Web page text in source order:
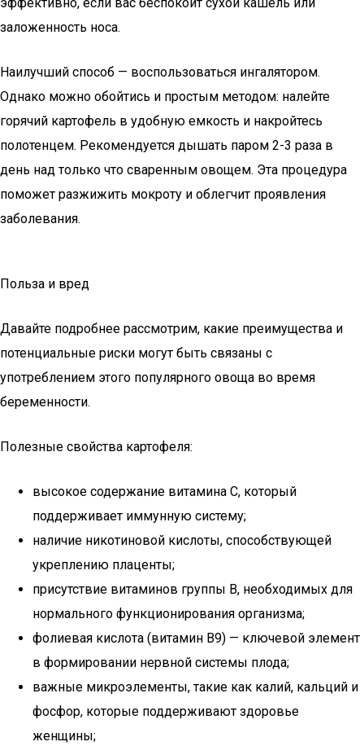
заложенность носа.
Наилучший способ — воспользоваться ингалятором.
Однако можно обойтись и простым методом: налейте
горячий картофель в удобную емкость и накройтесь
полотенцем. Рекомендуется дышать паром 2-3 раза в
день над только что сваренным овощем. Эта процедура
поможет разжижить мокроту и облегчит проявления
заболевания.
Польза и вред
Давайте подробнее рассмотрим, какие преимущества и
потенциальные риски могут быть связаны с
употреблением этого популярного овоща во время
беременности.
Полезные свойства картофеля:
высокое содержание витамина С, который
поддерживает иммунную систему;
наличие никотиновой кислоты, способствующей
укреплению плаценты;
присутствие витаминов группы В, необходимых для
нормального функционирования организма;
фолиевая кислота (витамин B9) — ключевой элемент
в формировании нервной системы плода;
важные микроэлементы, такие как калий, кальций и
фосфор, которые поддерживают здоровье
женщины;